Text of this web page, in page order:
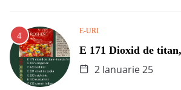
E-URI
E 171 Dioxid de
2 Ianuarie 25